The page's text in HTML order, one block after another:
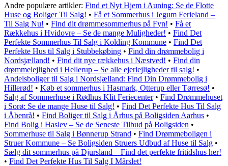
Andre populære artikler: Find et Nyt Hjem i Auning: Se de Flotte
Huse og Boliger Til Salg! • Få et Sommerhus i Jegum Ferieland –
Til Salg Nu! • Find dit drømmesommerhus på Fyn! • Få et
Rækkehus i Hvidovre – Se de mange Muligheder! • Find Det
Perfekte Sommerhus Til Salg i Kolding Kommune • Find Det
Perfekte Hus til Salg i Stubbekøbing • Find din drømmebolig i
Nordsjælland! • Find dit nye rækkehus i Næstved! • Find din
drømmelejlighed i Hellerup – Se alle ejerlejligheder til salg! •
Andelsboliger til Salg i Nordsjælland: Find Din Drømmebolig i
Hillerød! • Køb et sommerhus i Hasmark, Otterup eller Tørresø! •
Salg af Sommerhuse i Rødhus Klit Feriecenter• Find Drømmehuset
i Sorø: Se de mange Huse til Salg! • Find Det Perfekte Hus Til Salg
i Åbenrå! • Find Boliger til Salg i Århus på Boligsiden Aarhus •
Find Bolig i Haslev – Se de Seneste Tilbud på Boligsiden •
Sommerhuse til Salg i Bønnerup Strand • Find Drømmeboligen i
Struer Kommune – Se Boligsiden Struers Udbud af Huse til Salg •
Sælg dit sommerhus på Djursland – Find det perfekte fritidshus her!
• Find Det Perfekte Hus Til Salg I Mårslet!